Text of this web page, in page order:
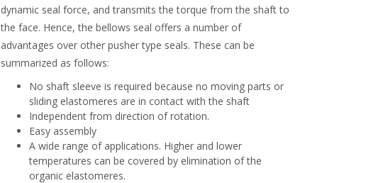
dynamic seal force, and transmits the torque from the shaft to
the face. Hence, the bellows seal offers a number of
advantages over other pusher type seals. These can be
summarized as follows:
No shaft sleeve is required because no moving parts or
sliding elastomeres are in contact with the shaft
Independent from direction of rotation.
Easy assembly
A wide range of applications. Higher and lower
temperatures can be covered by elimination of the
organic elastomeres.